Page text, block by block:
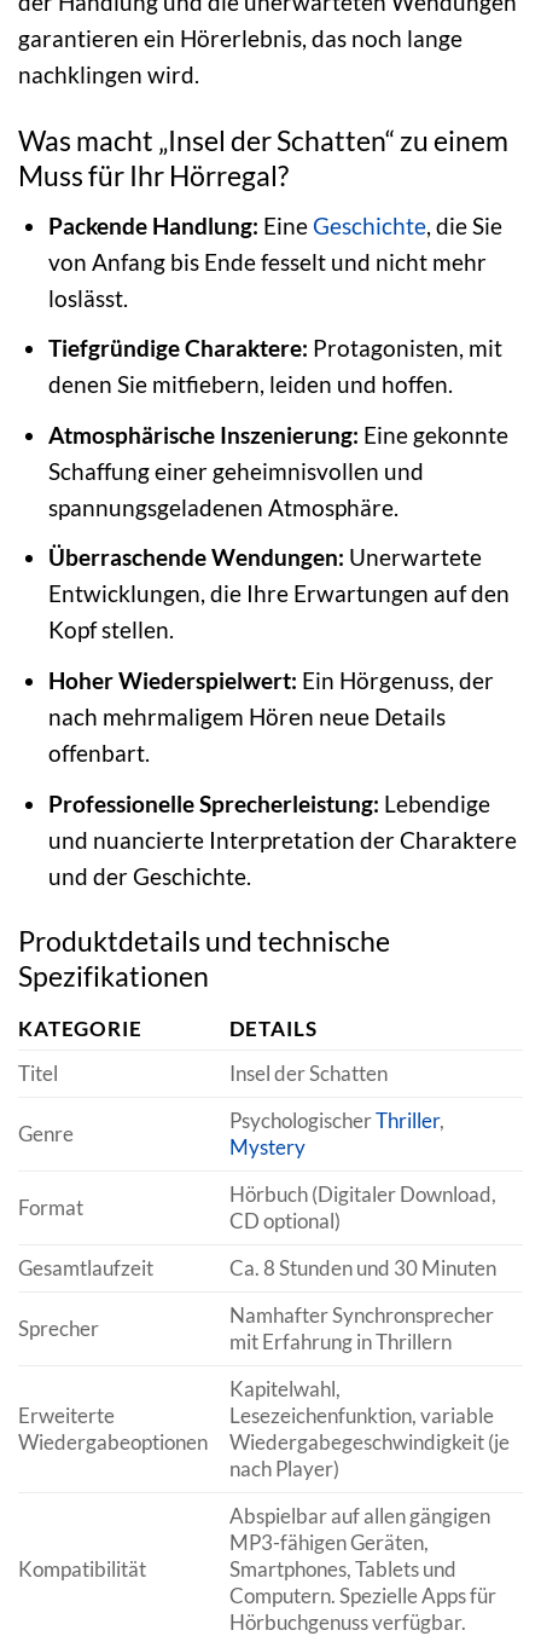
garantieren ein Hörerlebnis, das noch lange
nachklingen wird.
Was macht „Insel der Schatten“ zu einem
Muss für Ihr Hörregal?
Packende Handlung: EineGeschichte, die Sie
von Anfang bis Ende fesselt und nicht mehr
loslässt.
Tiefgründige Charaktere: Protagonisten, mit
denen Sie mitfiebern, leiden und hoffen.
Atmosphärische Inszenierung: Eine gekonnte
Schaffung einer geheimnisvollen und
spannungsgeladenen Atmosphäre.
Überraschende Wendungen: Unerwartete
Entwicklungen, die Ihre Erwartungen auf den
Kopf stellen.
Hoher Wiederspielwert: Ein Hörgenuss, der
nach mehrmaligem Hören neue Details
offenbart.
Professionelle Sprecherleistung: Lebendige
und nuancierte Interpretation der Charaktere
und der Geschichte.
Produktdetails und technische
Spezifikationen
KATEGORIE
DETAILS
Titel
Insel der Schatten
Genre
PsychologischerThriller,
Mystery
Format
Hörbuch (Digitaler Download,
CD optional)
Gesamtlaufzeit
Ca. 8 Stunden und 30 Minuten
Sprecher
Namhafter Synchronsprecher
mit Erfahrung in Thrillern
Erweiterte
Wiedergabeoptionen
Kapitelwahl,
Lesezeichenfunktion, variable
Wiedergabegeschwindigkeit (je
nach Player)
Kompatibilität
Abspielbar auf allen gängigen
MP3-fähigen Geräten,
Smartphones, Tablets und
Computern. Spezielle Apps für
Hörbuchgenuss verfügbar.